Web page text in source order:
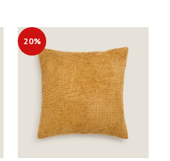
20%